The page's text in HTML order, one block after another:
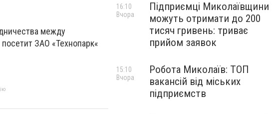
между
ЗАО «Технопарк«
Підприємці Миколаївщини
можуть отримати до 200
тисяч гривень: триває
прийом заявок
16:10
Вчора
Робота Миколаїв: ТОП
вакансій від міських
підприємств
15:10
Вчора